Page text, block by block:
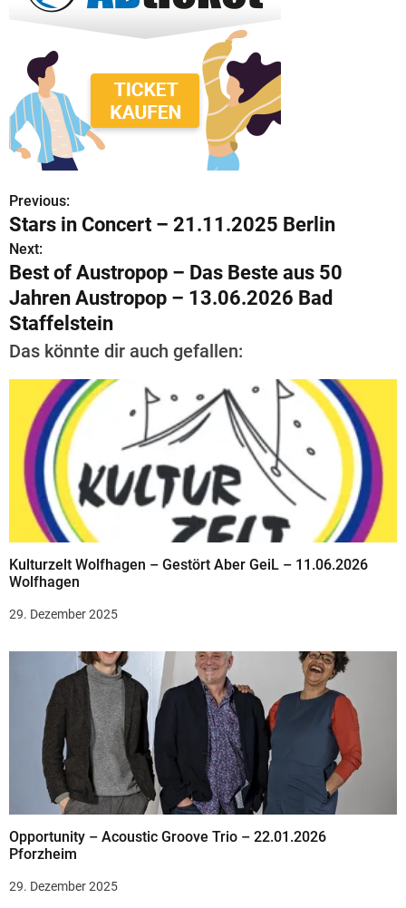
B
e
i
t
r
a
v
i
g
a
Previous:
Stars in Concert – 21.11.2025 Berlin
Next:
Best of Austropop – Das Beste aus 50
Jahren Austropop – 13.06.2026 Bad
Staffelstein
Das könnte dir auch gefallen:
Kulturzelt Wolfhagen – Gestört Aber GeiL – 11.06.2026
Wolfhagen
29. Dezember 2025
Opportunity – Acoustic Groove Trio – 22.01.2026
Pforzheim
29. Dezember 2025